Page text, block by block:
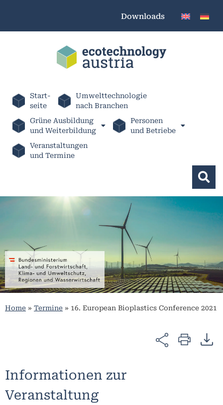
Downloads
Start-
seite
Umwelttechnologie
nach Branchen
Grüne Ausbildung
und Weiterbildung
Personen
und Betriebe
Veranstaltungen
und Termine
Home » Termine » 16. European Bioplastics Conference 2021
Informationen zur
Veranstaltung